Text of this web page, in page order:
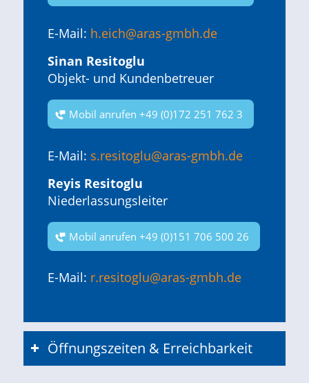
E-Mail: h.eich@aras-gmbh.de
Sinan Resitoglu
Objekt- und Kundenbetreuer
Mobil anrufen +49 (0)172 251 762 3
E-Mail: s.resitoglu@aras-gmbh.de
Reyis Resitoglu
Niederlassungsleiter
Mobil anrufen +49 (0)151 706 500 26
E-Mail: r.resitoglu@aras-gmbh.de
Öffnungszeiten & Erreichbarkeit